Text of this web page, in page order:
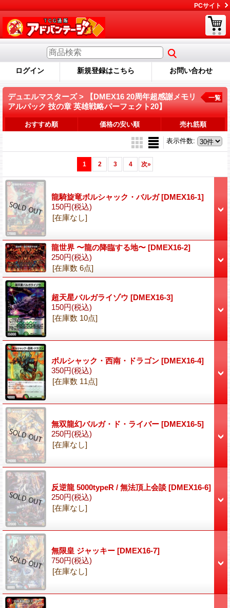
PCサイト
ログイン 新規登録はこちら お問い合わせ
デュエルマスターズ > 【DMEX16 20周年超感謝メモリ
アルパック 技の章 英雄戦略パーフェクト20】
一覧
おすすめ順 価格の安い順 売れ筋順
表示件数:
1 2 3 4 次»
龍騎旋竜ボルシャック・バルガ[DMEX16-1]
150円(税込)
[在庫なし]
龍世界 〜龍の降臨する地〜 [DMEX16-2]
250円(税込)
[在庫数 6点]
超天星バルガライゾウ [DMEX16-3]
150円(税込)
[在庫数 10点]
ボルシャック・西南・ドラゴン [DMEX16-4]
350円(税込)
[在庫数 11点]
無双龍幻バルガ・ド・ライバー [DMEX16-5]
250円(税込)
[在庫なし]
反逆龍 5000typeR / 無法頂上会談 [DMEX16-6]
250円(税込)
[在庫なし]
無限皇 ジャッキー [DMEX16-7]
750円(税込)
[在庫なし]